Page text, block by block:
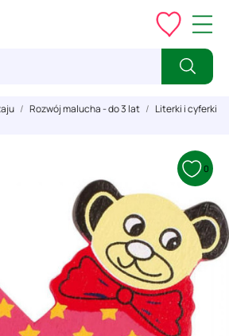
Rozwój malucha - do 3 lat
Literki i cyferki
0